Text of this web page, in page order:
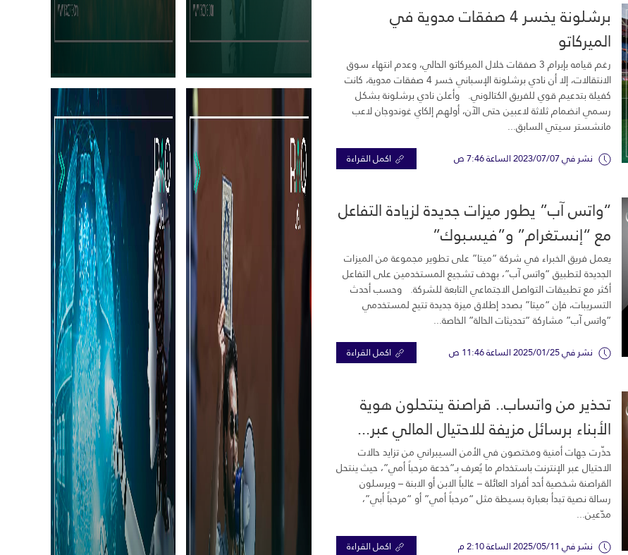
برشلونة يخسر 4 صفقات مدوية في
الميركاتو
رغم قيامه بإبرام 3 صفقات خلال الميركاتو الحالي، وعدم انتهاء سوق
الانتقالات، إلا أن نادي برشلونة الإسباني خسر 4 صفقات مدوية، كانت
كفيلة بتدعيم قوي للفريق الكتالوني. وأعلن نادي برشلونة بشكل
رسمي انضمام ثلاثة لاعبين حتى الآن، أولهم إلكاي غوندوجان لاعب
مانشستر سيتي السابق...
نشر في 2023/07/07 الساعة 7:46 ص اكمل القراءة
“واتس آب” يطور ميزات جديدة لزيادة التفاعل
مع “إنستغرام” و”فيسبوك”
يعمل فريق الخبراء في شركة “ميتا” على تطوير مجموعة من الميزات
الجديدة لتطبيق “واتس آب”، بهدف تشجيع المستخدمين على التفاعل
أكثر مع تطبيقات التواصل الاجتماعي التابعة للشركة. وحسب أحدث
التسريبات، فإن “ميتا” بصدد إطلاق ميزة جديدة تتيح لمستخدمي
“واتس آب” مشاركة “تحديثات الحالة” الخاصة...
نشر في 2025/01/25 الساعة 11:46 ص اكمل القراءة
تحذير من واتساب.. قراصنة ينتحلون هوية
الأبناء برسائل مزيفة للاحتيال المالي عبر...
حذّرت جهات أمنية ومختصون في الأمن السيبراني من تزايد حالات
الاحتيال عبر الإنترنت باستخدام ما يُعرف بـ”خدعة مرحباً أمي”، حيث ينتحل
القراصنة شخصية أحد أفراد العائلة – غالباً الابن أو الابنة – ويرسلون
رسالة نصية تبدأ بعبارة بسيطة مثل “مرحباً أمي” أو “مرحباً أبي”،
مدّعين...
نشر في 2025/05/11 الساعة 2:10 م اكمل القراءة